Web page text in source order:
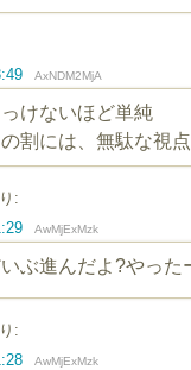
AxNDM2MjA
けないほど単純
割には、無駄な視
:
AwMjExMzk
ぶ進んだよ?やった
:
AwMjExMzk